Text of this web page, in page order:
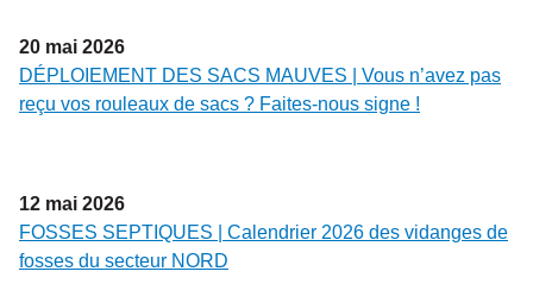
20 mai 2026
DÉPLOIEMENT DES SACS MAUVES | Vous n’avez pas
reçu vos rouleaux de sacs ? Faites-nous signe !
12 mai 2026
FOSSES SEPTIQUES | Calendrier 2026 des vidanges de
fosses du secteur NORD